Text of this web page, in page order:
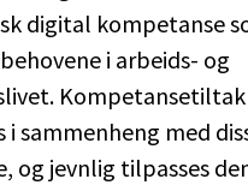
digital kompetanse
i arbeids- og
i sammenheng med
og jevnlig tilpasses